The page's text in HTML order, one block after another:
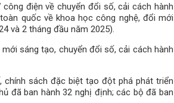
điện về chuyển đổi số, cải cách hành
quốc về khoa học công nghệ, đổi mới
và 2 tháng đầu năm 2025).
sáng tạo, chuyển đổi số, cải cách hành
sách đặc biệt tạo đột phá phát triển
đã ban hành 32 nghị định; các bộ đã ban